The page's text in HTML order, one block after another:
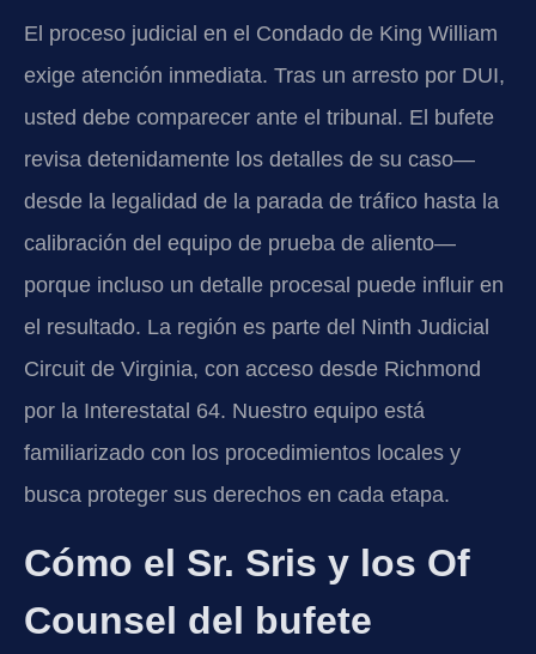
El proceso judicial en el Condado de King William
exige atención inmediata. Tras un arresto por DUI,
usted debe comparecer ante el tribunal. El bufete
revisa detenidamente los detalles de su caso—
desde la legalidad de la parada de tráfico hasta la
calibración del equipo de prueba de aliento—
porque incluso un detalle procesal puede influir en
el resultado. La región es parte del Ninth Judicial
Circuit de Virginia, con acceso desde Richmond
por la Interestatal 64. Nuestro equipo está
familiarizado con los procedimientos locales y
busca proteger sus derechos en cada etapa.
Cómo el Sr. Sris y los Of
Counsel del bufete